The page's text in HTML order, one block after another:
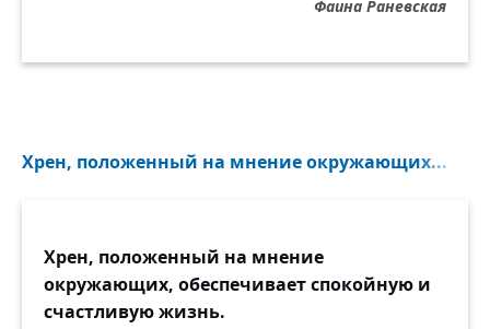
Фаина Раневская
Хрен, положенный на мнение окружающих...
Хрен, положенный на мнение
окружающих, обеспечивает спокойную и
счастливую жизнь.